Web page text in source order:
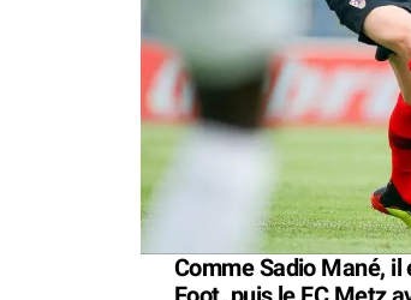
Comme Sadio Mané,